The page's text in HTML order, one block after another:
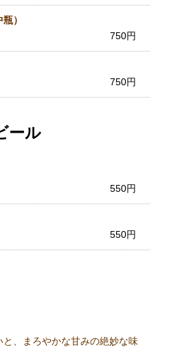
）
750円
750円
ール
550円
550円
、まろやかな甘みの絶妙な味